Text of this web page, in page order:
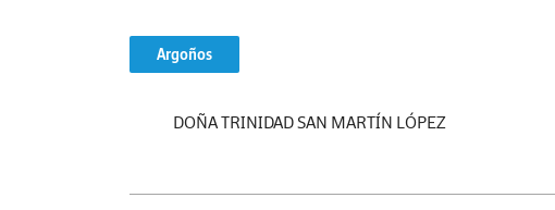
Argoños
DOÑA TRINIDAD SAN MARTÍN LÓPEZ